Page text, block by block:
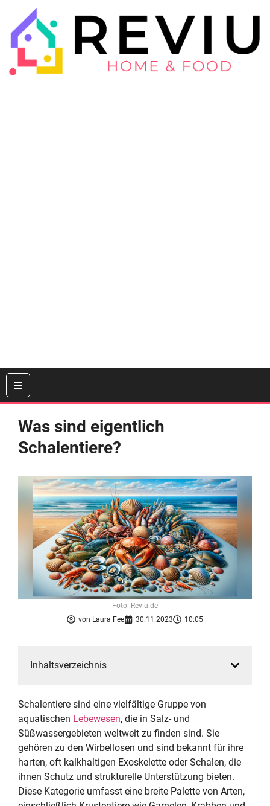
Was sind eigentlich
Schalentiere?
von Laura Fee 30.11.2023 10:05
Foto: Reviu.de
Inhaltsverzeichnis
Schalentiere sind eine vielfältige Gruppe von
aquatischen Lebewesen, die in Salz- und
Süßwassergebieten weltweit zu finden sind. Sie
gehören zu den Wirbellosen und sind bekannt für ihre
harten, oft kalkhaltigen Exoskelette oder Schalen, die
ihnen Schutz und strukturelle Unterstützung bieten.
Diese Kategorie umfasst eine breite Palette von Arten,